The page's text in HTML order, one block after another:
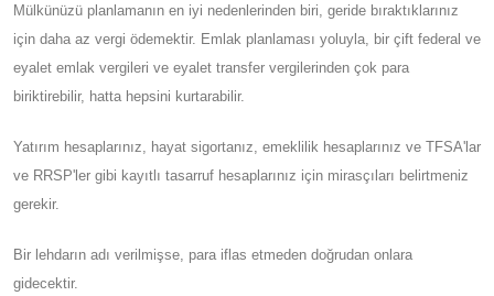
Mülkünüzü planlamanın en iyi nedenlerinden biri, geride bıraktıklarınız
için daha az vergi ödemektir. Emlak planlaması yoluyla, bir çift federal ve
eyalet emlak vergileri ve eyalet transfer vergilerinden çok para
biriktirebilir, hatta hepsini kurtarabilir.
Yatırım hesaplarınız, hayat sigortanız, emeklilik hesaplarınız ve TFSA'lar
ve RRSP'ler gibi kayıtlı tasarruf hesaplarınız için mirasçıları belirtmeniz
gerekir.
Bir lehdarın adı verilmişse, para iflas etmeden doğrudan onlara
gidecektir.